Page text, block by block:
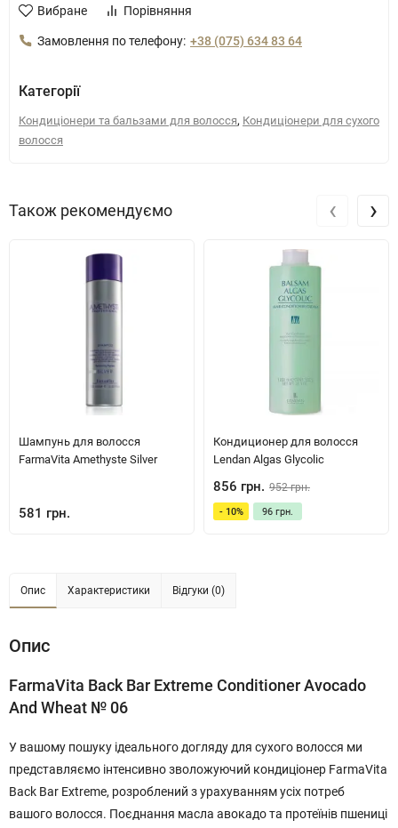
Вибране Порівняння
Замовлення по телефону: +38 (075) 634 83 64
Категорії
Кондиціонери та бальзами для волосся, Кондиціонери для сухого
волосся
Також рекомендуємо
Шампунь для волосся
FarmaVita Amethyste Silver
581 грн.
Кондиционер для волосся
Lendan Algas Glycolic
856 грн. 952 грн.
- 10% 96 грн.
‹ ›
Опис Характеристики Відгуки (0)
Опис
FarmaVita Back Bar Extreme Conditioner Avocado
And Wheat № 06
У вашому пошуку ідеального догляду для сухого волосся ми
представляємо інтенсивно зволожуючий кондиціонер FarmaVita
Back Bar Extreme, розроблений з урахуванням усіх потреб
вашого волосся. Поєднання масла авокадо та протеїнів пшениці